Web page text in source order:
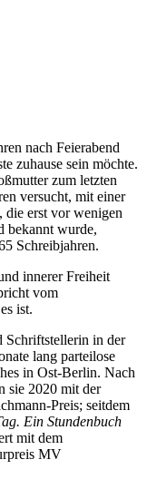
nach Feierabend
zuhause sein möchte.
zum letzten
versucht, mit einer
die erst vor wenigen
bekannt wurde,
Schreibjahren.
innerer Freiheit
vom
ist.
Schriftstellerin in der
lang parteilose
in Ost-Berlin. Nach
sie 2020 mit der
Preis; seitdem
Ein Stundenbuch
mit dem
MV